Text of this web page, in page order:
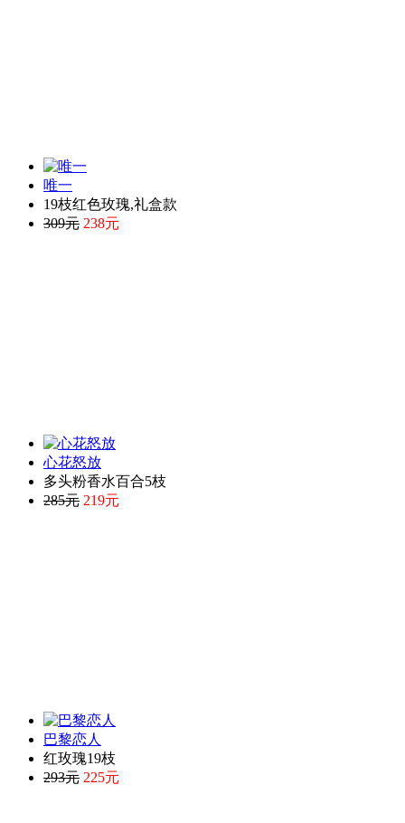
唯一
19枝红色玫瑰,礼盒款
309元 238元
心花怒放
多头粉香水百合5枝
285元 219元
巴黎恋人
红玫瑰19枝
293元 225元